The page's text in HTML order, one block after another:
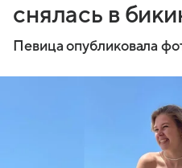
снялась в
Певица опубликовала